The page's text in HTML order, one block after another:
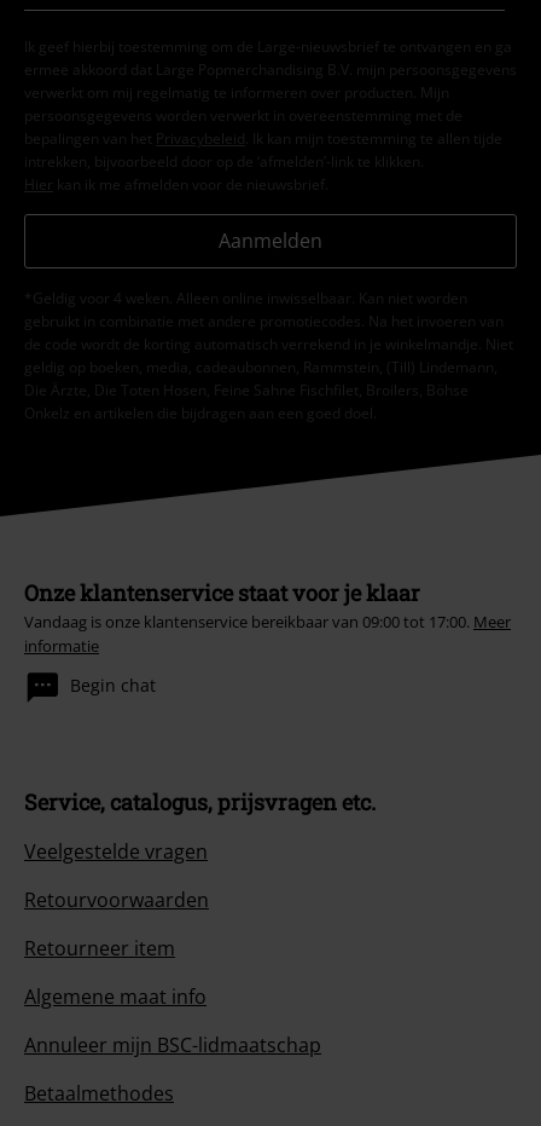
Ik geef hierbij toestemming om de Large-nieuwsbrief te ontvangen en ga
ermee akkoord dat Large Popmerchandising B.V. mijn persoonsgegevens
verwerkt om mij regelmatig te informeren over producten. Mijn
persoonsgegevens worden verwerkt in overeenstemming met de
bepalingen van het
Privacybeleid . Ik kan mijn toestemming te allen tijde
intrekken, bijvoorbeeld door op de ‘afmelden’-link te klikken.
Hier kan ik me afmelden voor de nieuwsbrief.
Aanmelden
*Geldig voor 4 weken. Alleen online inwisselbaar. Kan niet worden
gebruikt in combinatie met andere promotiecodes. Na het invoeren van
de code wordt de korting automatisch verrekend in je winkelmandje. Niet
geldig op boeken, media, cadeaubonnen, Rammstein, (Till) Lindemann,
Die Ärzte, Die Toten Hosen, Feine Sahne Fischfilet, Broilers, Böhse
Onkelz en artikelen die bijdragen aan een goed doel.
Onze klantenservice staat voor je klaar
Vandaag is onze klantenservice bereikbaar van 09:00 tot 17:00. Meer
informatie
Begin chat
Service, catalogus, prijsvragen etc.
Veelgestelde vragen
Retourvoorwaarden
Retourneer item
Algemene maat info
Annuleer mijn BSC-lidmaatschap
Betaalmethodes